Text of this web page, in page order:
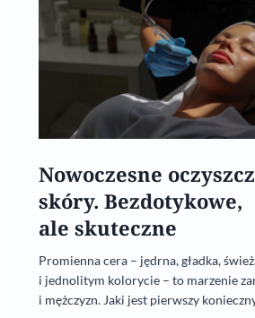
Nowoczesne
skóry. Bezdotykowe,
ale skuteczne
Promienna cera – jędrna, gładka,
i jednolitym kolorycie – to marzenie
i mężczyzn. Jaki jest pierwszy